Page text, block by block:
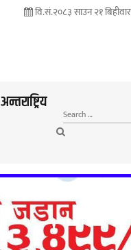
वि.सं.२०८३ साउन २१ बिहीवार
अन्तराष्ट्रिय